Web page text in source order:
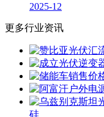
2025-12
更多行业资讯
硅